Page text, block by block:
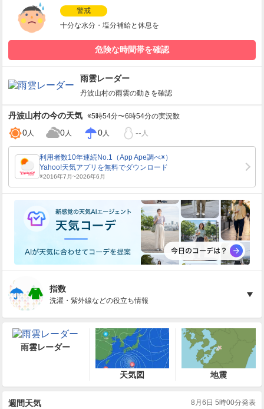
警戒
十分な水分・塩分補給と休息を
危険な時間帯を確認
雨雲レーダー
丹波山村の雨雲の動きを確認
丹波山村の今の天気 ※5時54分〜6時54分の実況数
0人 0人 0人 -- 人
指数
洗濯・紫外線などの役立ち情報
雨雲レーダー
天気図 地震
週間天気 8月6日 5時00分発表